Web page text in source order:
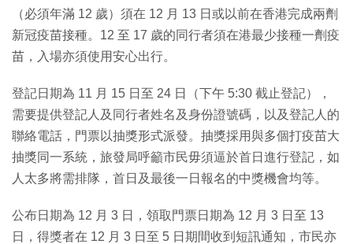
（必須年滿 12 歲）須在 12 月 13 日或以前在香港完成兩劑
新冠疫苗接種。12 至 17 歲的同行者須在港最少接種一劑疫
苗，入場亦須使用安心出行。
登記日期為 11 月 15 日至 24 日（下午 5:30 截止登記），
需要提供登記人及同行者姓名及身份證號碼，以及登記人的
聯絡電話，門票以抽獎形式派發。抽獎採用與多個打疫苗大
抽獎同一系統，旅發局呼籲市民毋須逼於首日進行登記，如
人太多將需排隊，首日及最後一日報名的中獎機會均等。
公布日期為 12 月 3 日，領取門票日期為 12 月 3 日至 13
日，得獎者在 12 月 3 日至 5 日期間收到短訊通知，市民亦